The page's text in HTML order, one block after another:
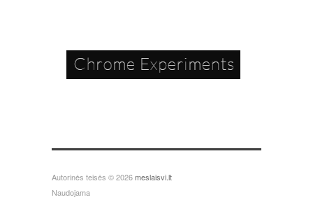
Autorinės teisės © 2026meslaisvi.lt
Naudojama